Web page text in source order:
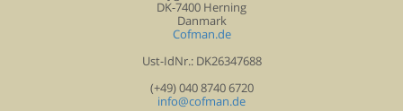
DK-7400 Herning
Danmark
Cofman.de
Ust-IdNr.: DK26347688
(+49) 040 8740 6720
info@cofman.de